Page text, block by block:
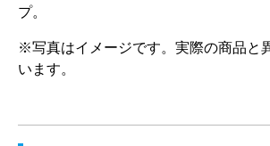
プ。
※写真はイメージです。実際の商品と
います。